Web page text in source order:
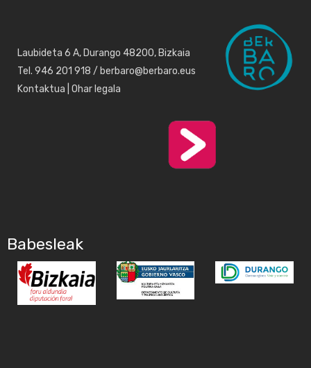
Laubideta 6 A, Durango 48200, Bizkaia
Tel. 946 201 918 / berbaro@berbaro.eus
Kontaktua Ohar legala
Babesleak